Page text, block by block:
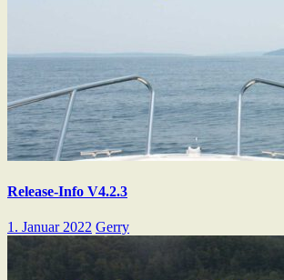
Release-Info V4.2.3
1. Januar 2022 Gerry